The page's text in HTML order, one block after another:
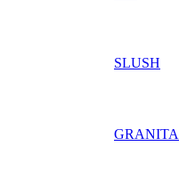
SLUSH
GRANITA